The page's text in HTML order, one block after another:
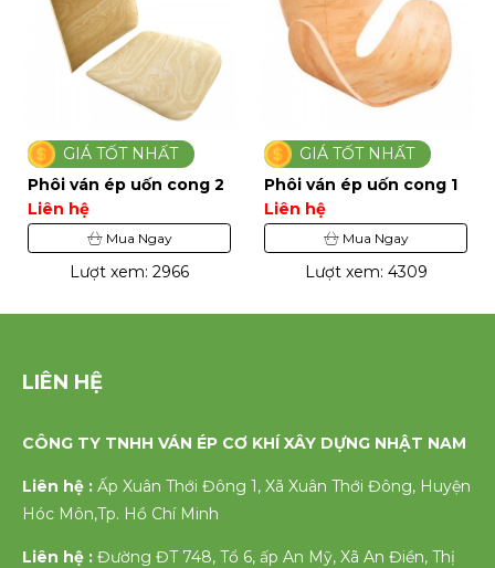
GIÁ TỐT NHẤT
Phôi ván ép uốn cong 2
Liên hệ
Mua Ngay
Lượt xem: 2966
GIÁ TỐT NHẤT
Phôi ván ép uốn cong 1
Liên hệ
Mua Ngay
Lượt xem: 4309
LIÊN HỆ
CÔNG TY TNHH VÁN ÉP CƠ KHÍ XÂY DỰNG NHẬT NAM
Liên hệ : Ấp Xuân Thới Đông 1, Xã Xuân Thới Đông, Huyện
Hóc Môn,Tp. Hồ Chí Minh
Liên hệ : Đường ĐT 748, Tổ 6, ấp An Mỹ, Xã An Điền, Thị